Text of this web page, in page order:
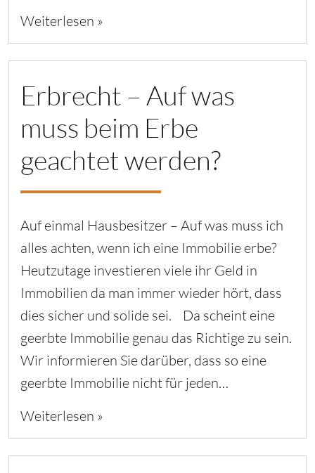
Weiterlesen »
Erbrecht – Auf was
muss beim Erbe
geachtet werden?
Auf einmal Hausbesitzer – Auf was muss ich
alles achten, wenn ich eine Immobilie erbe?
Heutzutage investieren viele ihr Geld in
Immobilien da man immer wieder hört, dass
dies sicher und solide sei. Da scheint eine
geerbte Immobilie genau das Richtige zu sein.
Wir informieren Sie darüber, dass so eine
geerbte Immobilie nicht für jeden…
Weiterlesen »